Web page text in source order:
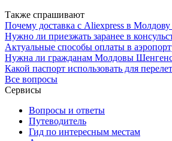
Также спрашивают
Почему доставка с Aliexpress в
Нужно ли приезжать заранее в
Актуальные способы оплаты в
Нужна ли гражданам Молдовы
Какой паспорт использовать для
Все вопросы
Сервисы
Вопросы и ответы
Путеводитель
Гид по интересным местам